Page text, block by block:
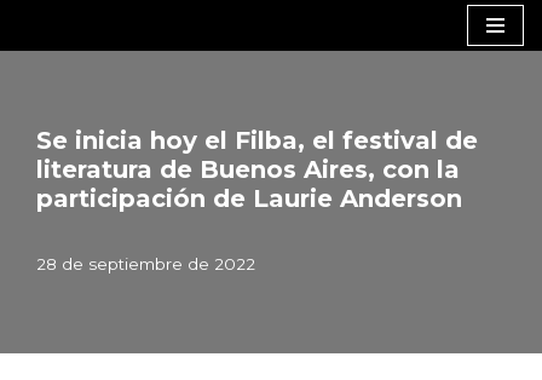
Se inicia hoy el Filba, el festival de
literatura de Buenos Aires, con la
participación de Laurie Anderson
28 de septiembre de 2022